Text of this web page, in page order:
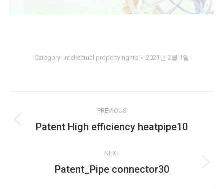
Category: Intellectual property rights 2021년 2월 1일
navigation
PREVIOUS
Previous
Patent High efficiency heatpipe10
NEXT
Next
Patent_Pipe connector30